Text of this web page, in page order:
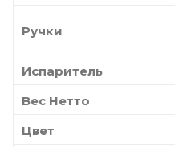
Ручки
Испаритель
Вес Нетто
Цвет